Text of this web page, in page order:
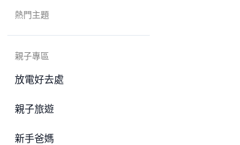
熱門主題
親子專區
放電好去處
親子旅遊
新手爸媽